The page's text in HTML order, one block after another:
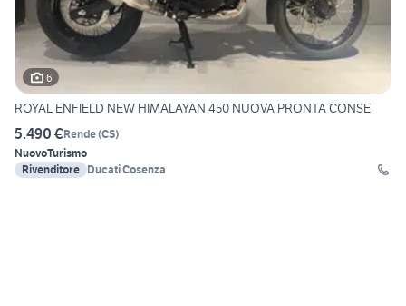
6
ROYAL ENFIELD NEW HIMALAYAN 450 NUOVA PRONTA CONSE
5.490 €Rende(CS)
NuovoTurismo
Rivenditore Ducati Cosenza